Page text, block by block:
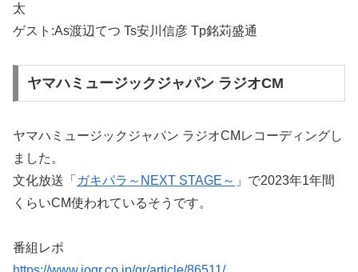
太
ゲスト:As渡辺てつ Ts安川信彦 Tp銘苅盛通
ヤマハミュージックジャパン ラジオCM
ヤマハミュージックジャパン ラジオCMレコーディングし
ました。
文化放送「 ガキパラ～NEXT STAGE～ 」で2023年1年間
くらいCM使われているそうです。
番組レポ